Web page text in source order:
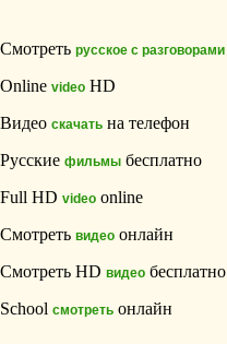
Смотреть русское с разговорами
Online video HD
Видео скачать на телефон
Русские фильмы бесплатно
Full HD video online
Смотреть видео онлайн
Смотреть HD видео бесплатно
School смотреть онлайн